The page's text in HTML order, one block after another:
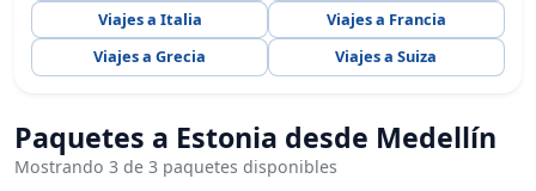
Viajes a Italia
Viajes a Francia
Viajes a Grecia
Viajes a Suiza
Paquetes a Estonia desde Medellín
Mostrando 3 de 3 paquetes disponibles